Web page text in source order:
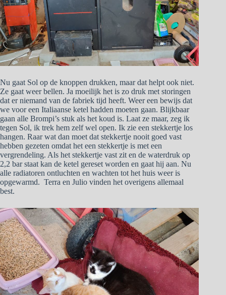
Nu gaat Sol op de knoppen drukken, maar dat helpt ook niet.
Ze gaat weer bellen. Ja moeilijk het is zo druk met storingen
dat er niemand van de fabriek tijd heeft. Weer een bewijs dat
we voor een Italiaanse ketel hadden moeten gaan. Blijkbaar
gaan alle Brompi’s stuk als het koud is. Laat ze maar, zeg ik
tegen Sol, ik trek hem zelf wel open. Ik zie een stekkertje los
hangen. Raar wat dan moet dat stekkertje nooit goed vast
hebben gezeten omdat het een stekkertje is met een
vergrendeling. Als het stekkertje vast zit en de waterdruk op
2,2 bar staat kan de ketel gereset worden en gaat hij aan. Nu
alle radiatoren ontluchten en wachten tot het huis weer is
opgewarmd. Terra en Julio vinden het overigens allemaal
best.